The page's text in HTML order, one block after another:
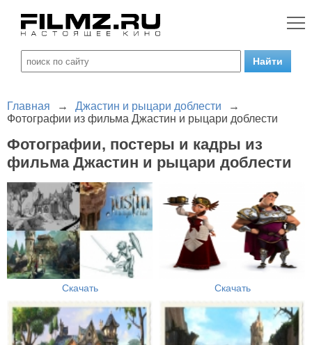
Главная → Джастин и рыцари доблести
→
Фотографии из фильма Джастин и рыцари доблести
Фотографии, постеры и кадры из
фильма Джастин и рыцари доблести
Скачать Скачать